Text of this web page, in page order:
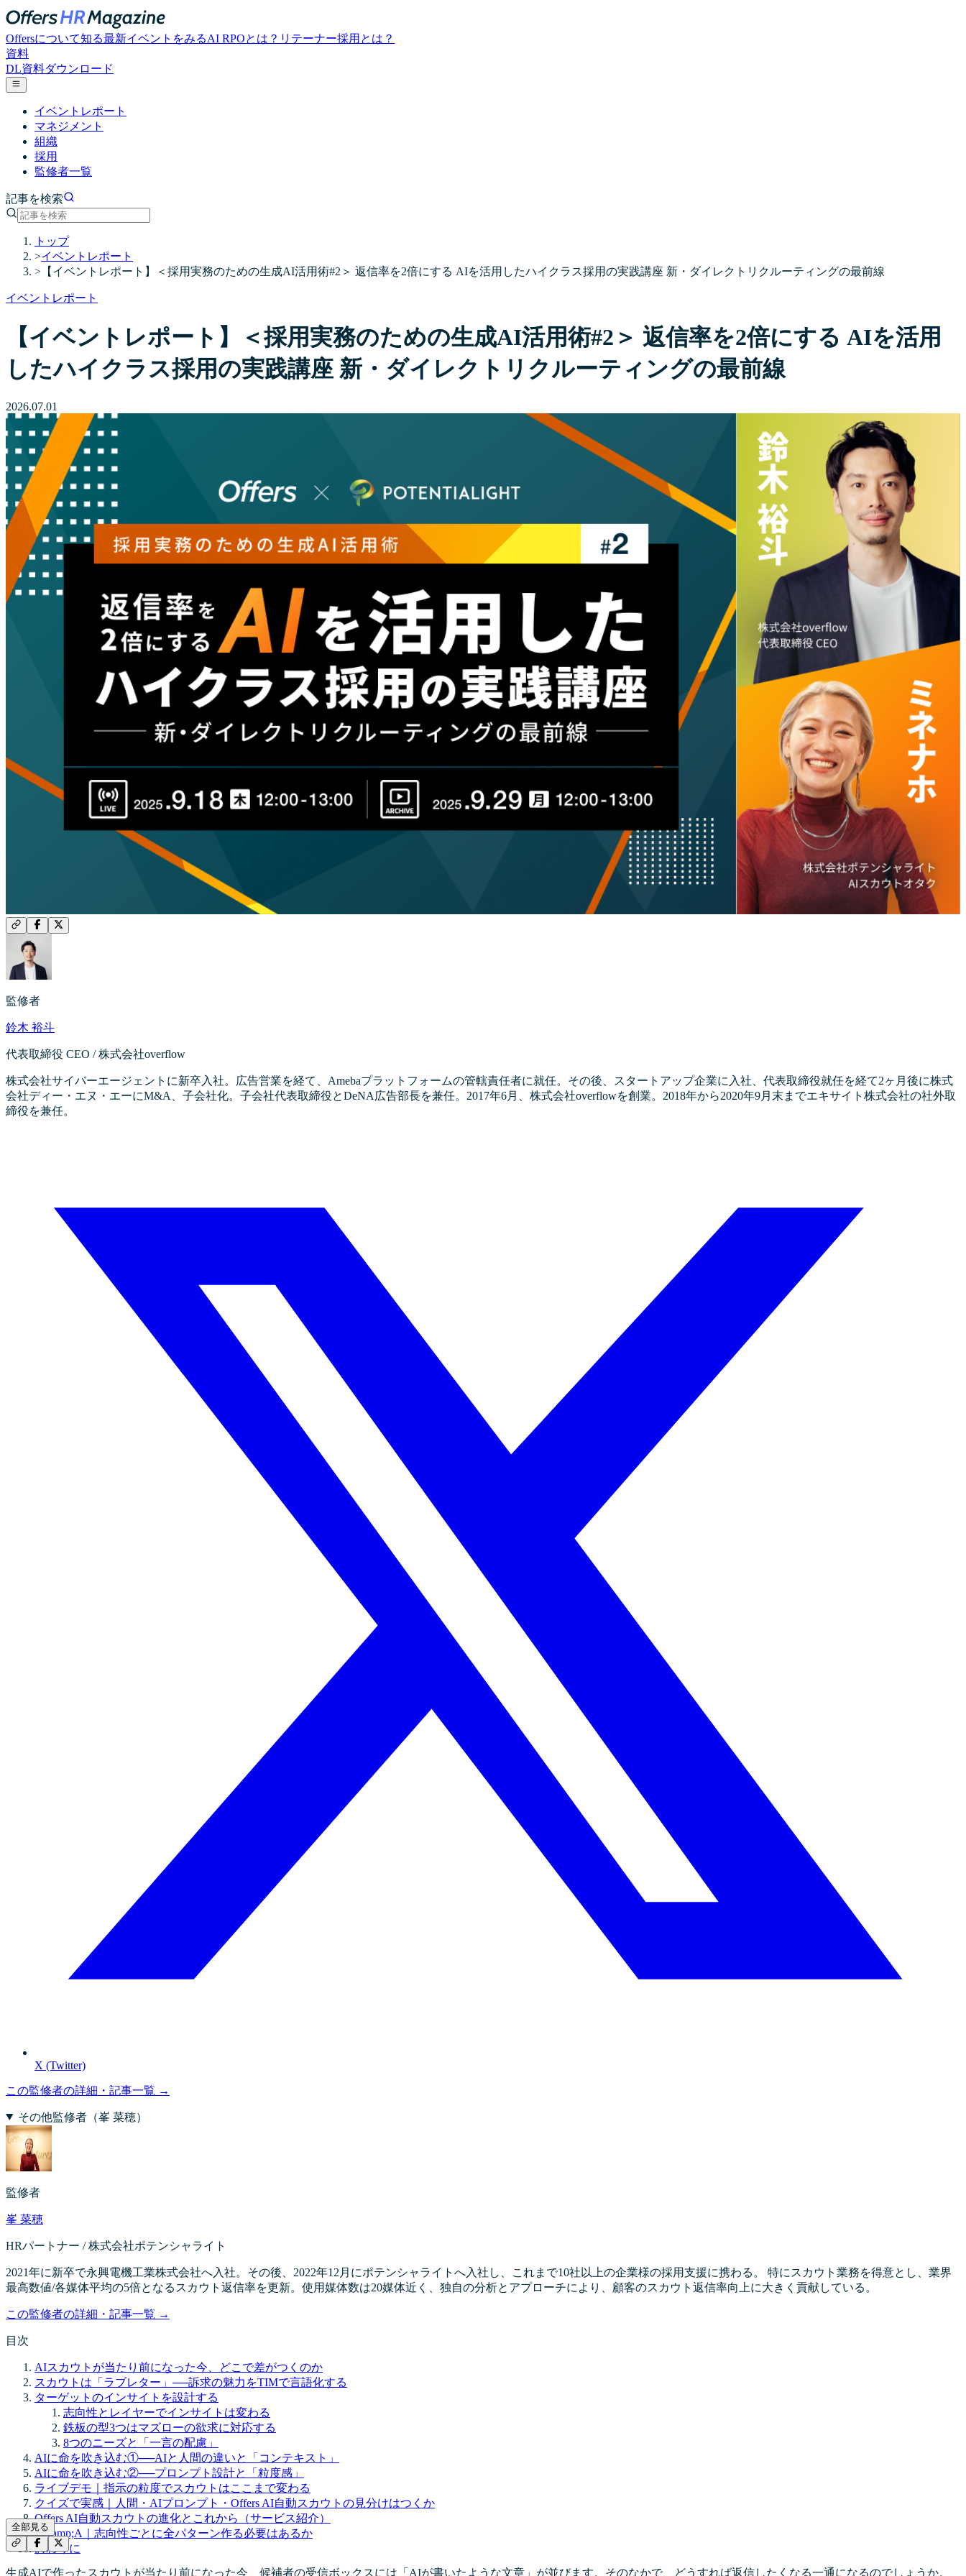
Offersについて知る最新イベントをみるAI RPOとは？ リテーナー採用とは？
資料
DL資料ダウンロード
イベントレポート
マネジメント
組織
採用
監修者一覧
記事を検索
トップ
>イベントレポート
> 【イベントレポート】＜採用実務のための生成AI活用術#2＞ 返信率を2倍にする AIを活用したハイクラス採用の実践講座 新・ダイレクトリクルーティングの最前線
イベントレポート
【イベントレポート】＜採用実務のための生成AI活用術#2＞ 返信率を2倍にする AIを活用
したハイクラス採用の実践講座 新・ダイレクトリクルーティングの最前線
2026.07.01
監修者
鈴木 裕斗
代表取締役 CEO / 株式会社overflow
株式会社サイバーエージェントに新卒入社。広告営業を経て、Amebaプラットフォームの管轄責任者に就任。その後、スタートアップ企業に入社、代表取締役就任を経て2ヶ月後に株式
会社ディー・エヌ・エーにM&A、子会社化。子会社代表取締役とDeNA広告部長を兼任。2017年6月、株式会社overflowを創業。2018年から2020年9月末までエキサイト株式会社の社外取
締役を兼任。
X (Twitter)
この監修者の詳細・記事一覧 →
その他監修者（峯 菜穂）
監修者
峯 菜穂
HRパートナー / 株式会社ポテンシャライト
2021年に新卒で永興電機工業株式会社へ入社。その後、2022年12月にポテンシャライトへ入社し、これまで10社以上の企業様の採用支援に携わる。 特にスカウト業務を得意とし、業界
最高数値/各媒体平均の5倍となるスカウト返信率を更新。使用媒体数は20媒体近く、独自の分析とアプローチにより、顧客のスカウト返信率向上に大きく貢献している。
この監修者の詳細・記事一覧 →
目次
AIスカウトが当たり前になった今、どこで差がつくのか
スカウトは「ラブレター」──訴求の魅力をTIMで言語化する
ターゲットのインサイトを設計する
志向性とレイヤーでインサイトは変わる
鉄板の型3つはマズローの欲求に対応する
8つのニーズと「一言の配慮」
AIに命を吹き込む①──AIと人間の違いと「コンテキスト」
AIに命を吹き込む②──プロンプト設計と「粒度感」
ライブデモ｜指示の粒度でスカウトはここまで変わる
クイズで実感｜人間・AIプロンプト・Offers AI自動スカウトの見分けはつくか
Offers AI自動スカウトの進化とこれから（サービス紹介）
Q&amp;A｜志向性ごとに全パターン作る必要はあるか
おわりに
全部見る
生成AIで作ったスカウトが当たり前になった今、候補者の受信ボックスには「AIが書いたような文章」が並びます。そのなかで、どうすれば返信したくなる一通になるのでしょうか。